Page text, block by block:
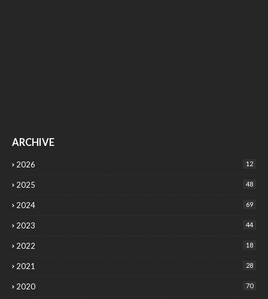
ARCHIVE
2026 12
2025 48
2024 69
2023 44
2022 18
2021 28
2020 70